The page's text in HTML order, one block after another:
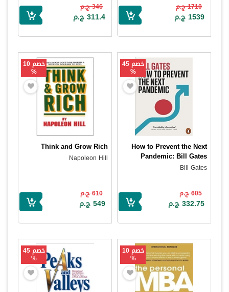
1710 ج.م
1539 ج.م
346 ج.م
311.4 ج.م
خصم 45
%
How to Prevent the Next
Pandemic: Bill Gates
Bill Gates
605 ج.م
332.75 ج.م
خصم 10
%
Think and Grow Rich
Napoleon Hill
610 ج.م
549 ج.م
خصم 10
%
خصم 45
%